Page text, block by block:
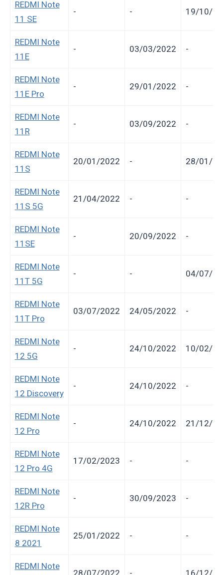
REDMI Note
11 SE
- - 19/10/
REDMI Note
11E
- 03/03/2022 -
REDMI Note
11E Pro
- 29/01/2022 -
REDMI Note
11R
- 03/09/2022 -
REDMI Note
11S
20/01/2022 - 28/01/
REDMI Note
11S 5G
21/04/2022 - -
REDMI Note
11SE
- 20/09/2022 -
REDMI Note
11T 5G
- - 04/07/
REDMI Note
11T Pro
03/07/2022 24/05/2022 -
REDMI Note
12 5G
- 24/10/2022 10/02/
REDMI Note
12 Discovery
- 24/10/2022 -
REDMI Note
12 Pro
- 24/10/2022 21/12/
REDMI Note
12 Pro 4G
17/02/2023 - -
REDMI Note
12R Pro
- 30/09/2023 -
REDMI Note
8 2021
25/01/2022 - -
REDMI Note
28/07/2022 - 16/12/